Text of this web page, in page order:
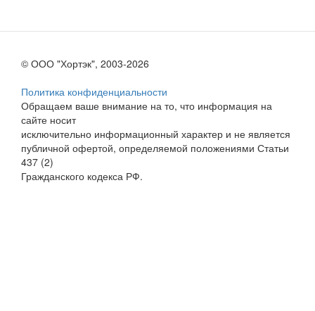
© ООО "Хортэк", 2003-2026
Политика конфиденциальности
Обращаем ваше внимание на то, что информация на
сайте носит
исключительно информационный характер и не является
публичной офертой, определяемой положениями Статьи
437 (2)
Гражданского кодекса РФ.